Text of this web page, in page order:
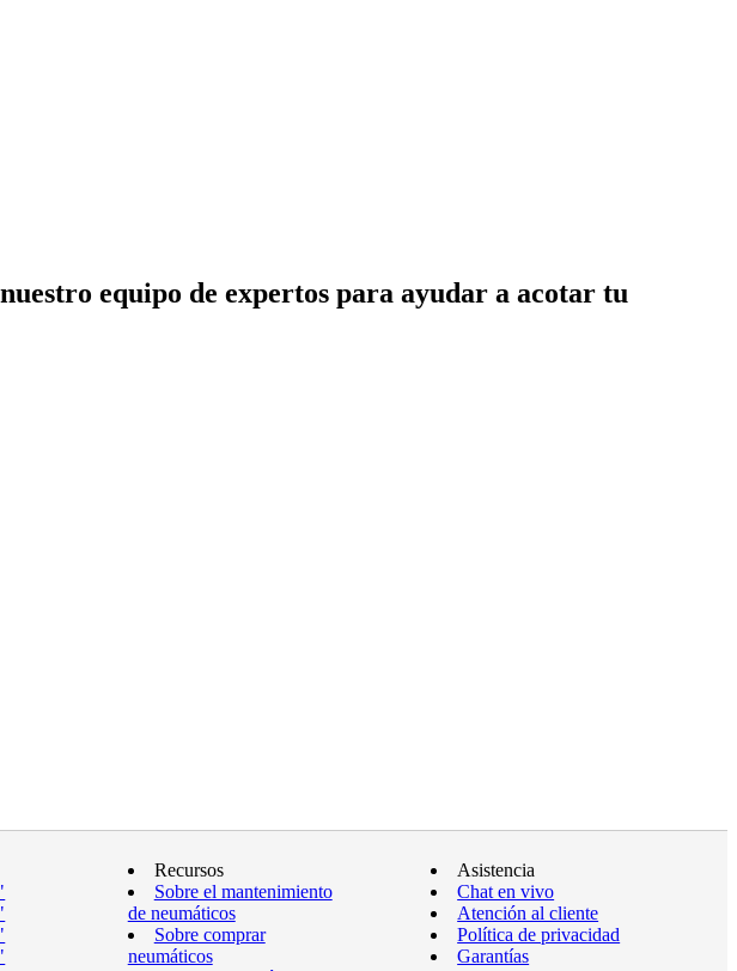
equipo de expertos para ayudar a acotar tu
Recursos
Sobre el mantenimiento
de neumáticos
Sobre comprar
neumáticos
Asistencia
Chat en vivo
Atención al cliente
Política de privacidad
Garantías